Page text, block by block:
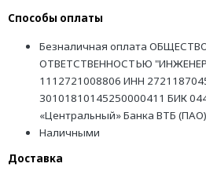
Способы оплаты
Безналичная оплата
ОТВЕТСТВЕННОСТЬЮ
1112721008806 ИНН
30101810145250000411 БИК
«Центральный» Банка ВТБ
Наличными
Доставка